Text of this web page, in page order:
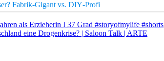
Fabrik‑Gigant vs. DIY‑Profi
als Erzieherin I 37 Grad #storyofmylife #shorts
eine Drogenkrise? | Saloon Talk | ARTE